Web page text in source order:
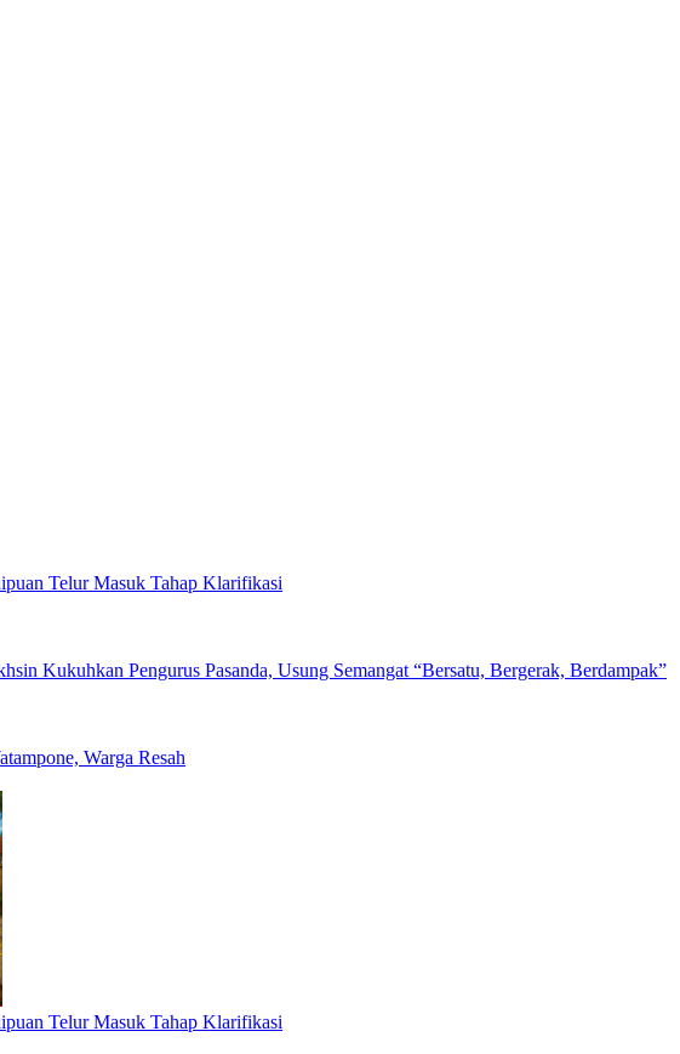
Telur Masuk Tahap Klarifikasi
Kukuhkan Pengurus Pasanda, Usung Semangat “Bersatu, Bergerak, Berdampak”
Warga Resah
Telur Masuk Tahap Klarifikasi